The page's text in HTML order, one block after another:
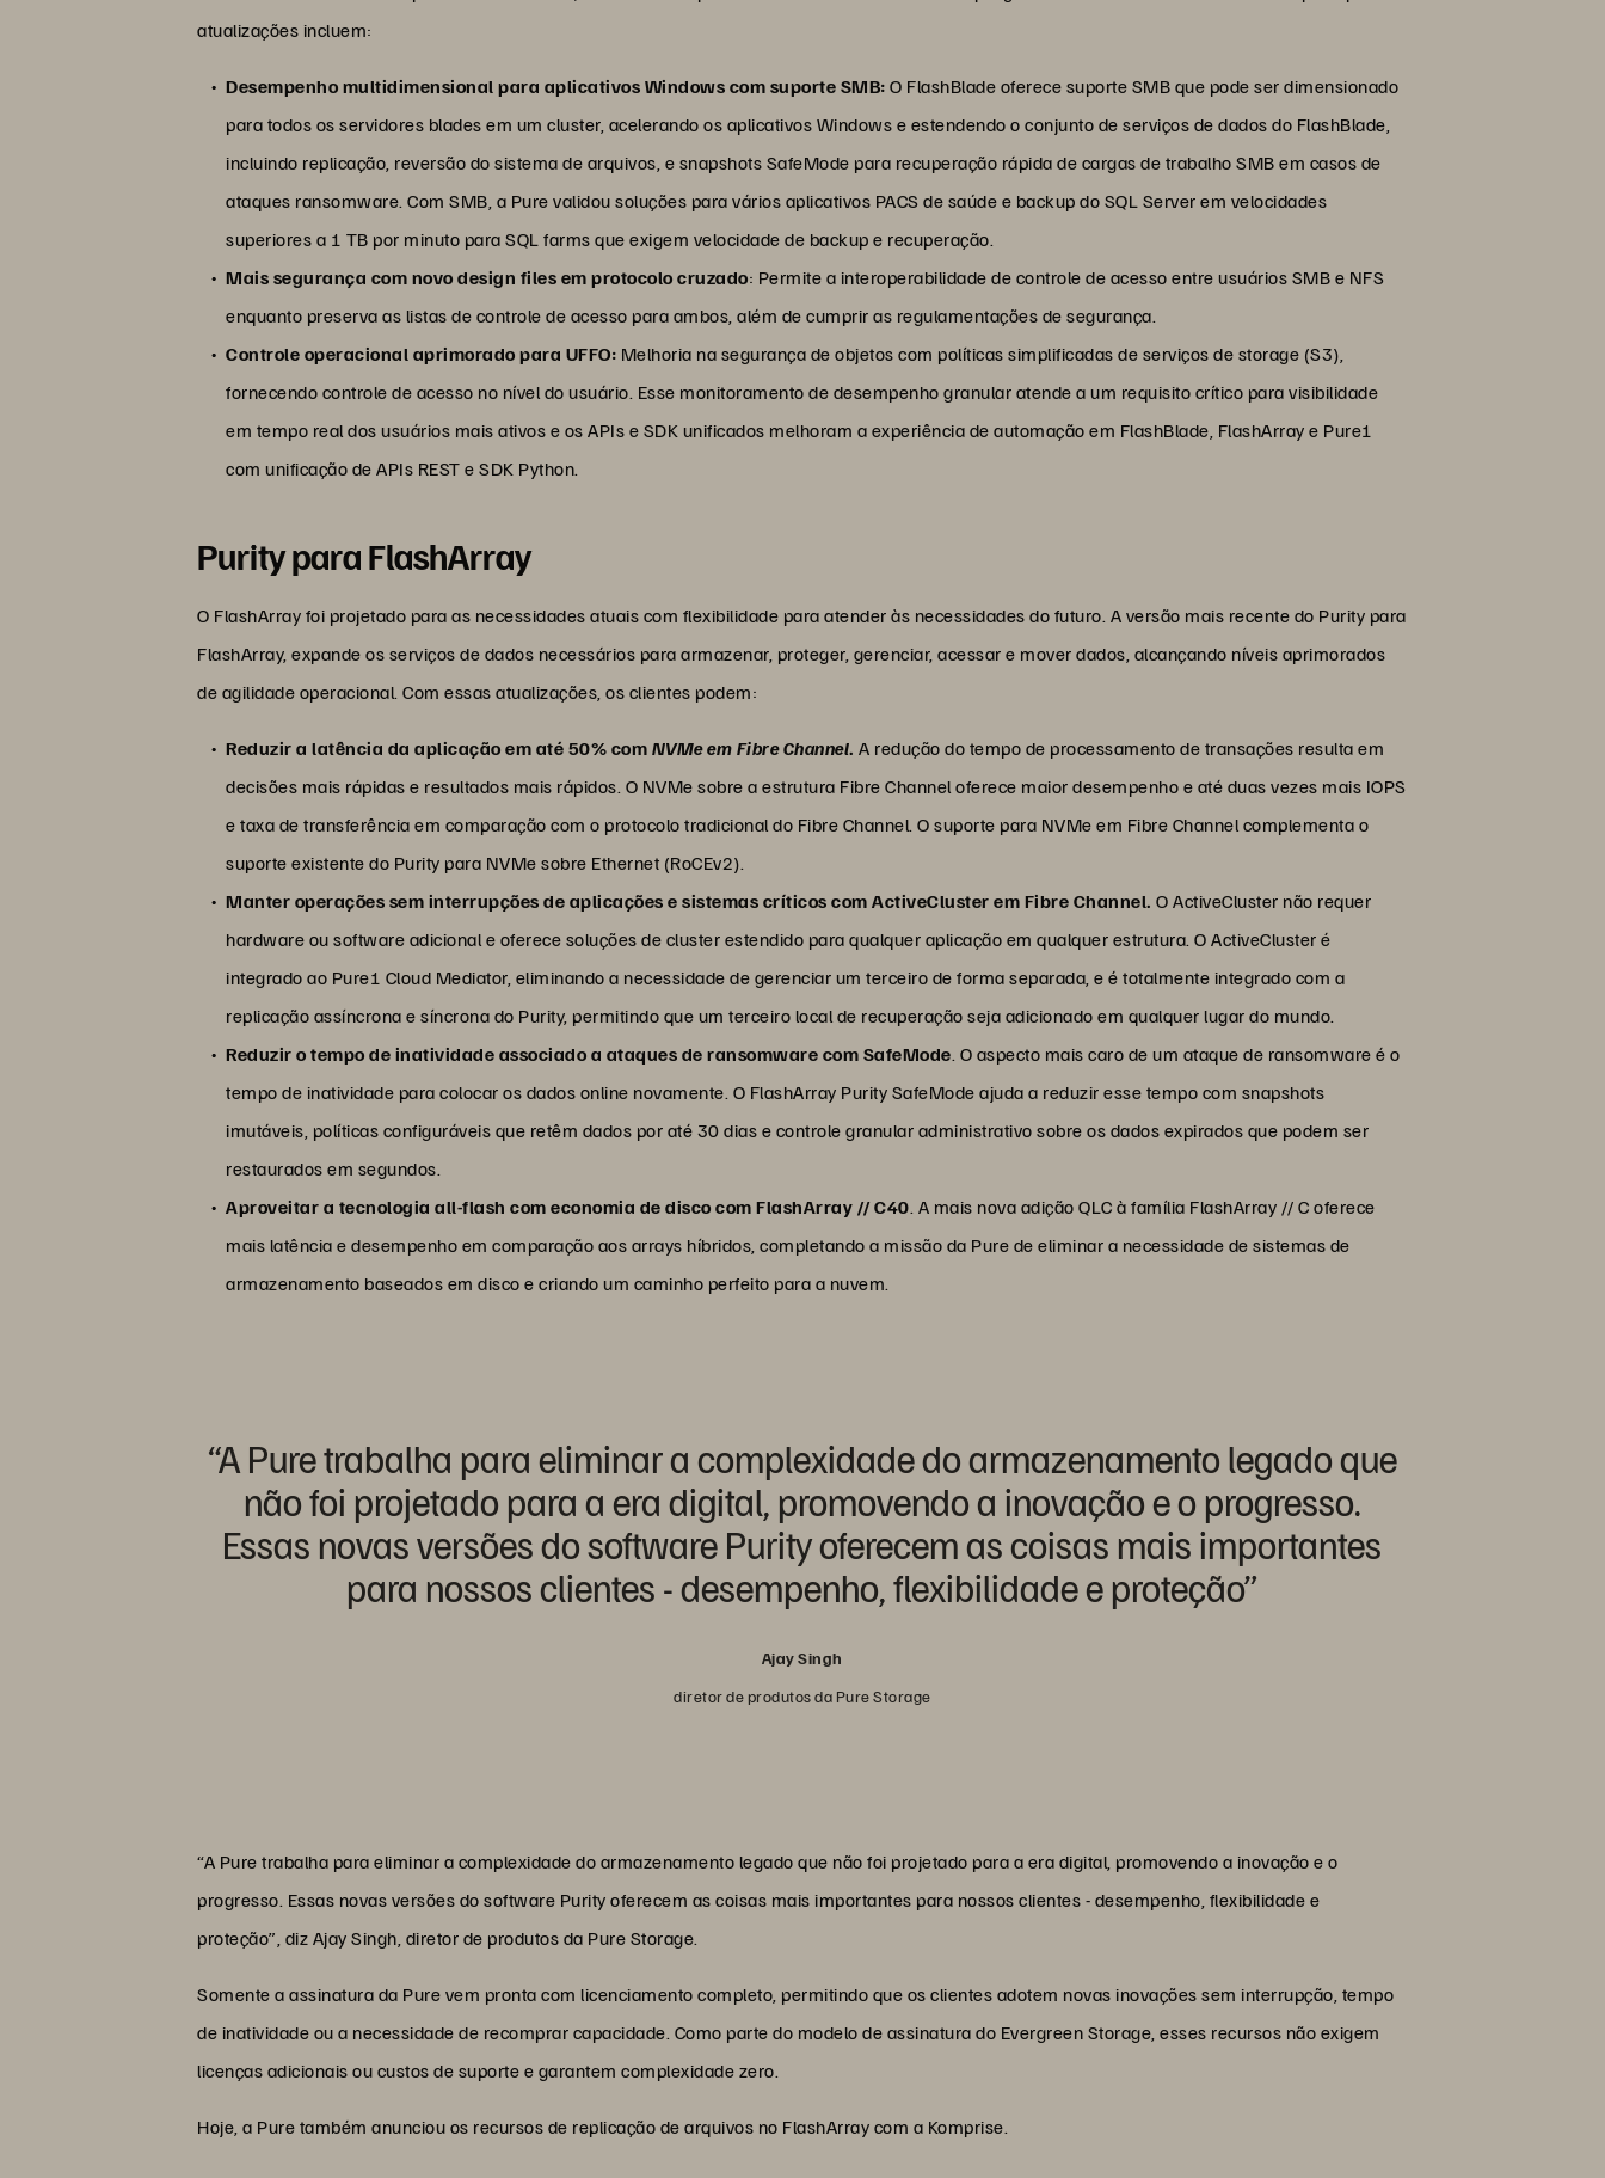
atualizações incluem:
Desempenho multidimensional para aplicativos Windows com suporte SMB: O FlashBlade oferece suporte SMB que pode ser dimensionado
para todos os servidores blades em um cluster, acelerando os aplicativos Windows e estendendo o conjunto de serviços de dados do FlashBlade,
incluindo replicação, reversão do sistema de arquivos, e snapshots SafeMode para recuperação rápida de cargas de trabalho SMB em casos de
ataques ransomware. Com SMB, a Pure validou soluções para vários aplicativos PACS de saúde e backup do SQL Server em velocidades
superiores a 1 TB por minuto para SQL farms que exigem velocidade de backup e recuperação.
Mais segurança com novo design files em protocolo cruzado: Permite a interoperabilidade de controle de acesso entre usuários SMB e NFS
enquanto preserva as listas de controle de acesso para ambos, além de cumprir as regulamentações de segurança.
Controle operacional aprimorado para UFFO: Melhoria na segurança de objetos com políticas simplificadas de serviços de storage (S3),
fornecendo controle de acesso no nível do usuário. Esse monitoramento de desempenho granular atende a um requisito crítico para visibilidade
em tempo real dos usuários mais ativos e os APIs e SDK unificados melhoram a experiência de automação em FlashBlade, FlashArray e Pure1
com unificação de APIs REST e SDK Python.
Purity para FlashArray
O FlashArray foi projetado para as necessidades atuais com flexibilidade para atender às necessidades do futuro. A versão mais recente do Purity para
FlashArray, expande os serviços de dados necessários para armazenar, proteger, gerenciar, acessar e mover dados, alcançando níveis aprimorados
de agilidade operacional. Com essas atualizações, os clientes podem:
Reduzir a latência da aplicação em até 50% com NVMe em Fibre Channel.A redução do tempo de processamento de transações resulta em
decisões mais rápidas e resultados mais rápidos. O NVMe sobre a estrutura Fibre Channel oferece maior desempenho e até duas vezes mais IOPS
e taxa de transferência em comparação com o protocolo tradicional do Fibre Channel. O suporte para NVMe em Fibre Channel complementa o
suporte existente do Purity para NVMe sobre Ethernet (RoCEv2).
Manter operações sem interrupções de aplicações e sistemas críticos com ActiveCluster em Fibre Channel.O ActiveCluster não requer
hardware ou software adicional e oferece soluções de cluster estendido para qualquer aplicação em qualquer estrutura. O ActiveCluster é
integrado ao Pure1 Cloud Mediator, eliminando a necessidade de gerenciar um terceiro de forma separada, e é totalmente integrado com a
replicação assíncrona e síncrona do Purity, permitindo que um terceiro local de recuperação seja adicionado em qualquer lugar do mundo.
Reduzir o tempo de inatividade associado a ataques de ransomware com SafeMode. O aspecto mais caro de um ataque de ransomware é o
tempo de inatividade para colocar os dados online novamente. O FlashArray Purity SafeMode ajuda a reduzir esse tempo com snapshots
imutáveis, políticas configuráveis que retêm dados por até 30 dias e controle granular administrativo sobre os dados expirados que podem ser
restaurados em segundos.
Aproveitar a tecnologia all-flash com economia de disco com FlashArray // C40. A mais nova adição QLC à família FlashArray // C oferece
mais latência e desempenho em comparação aos arrays híbridos, completando a missão da Pure de eliminar a necessidade de sistemas de
armazenamento baseados em disco e criando um caminho perfeito para a nuvem.
“A Pure trabalha para eliminar a complexidade do armazenamento legado que
não foi projetado para a era digital, promovendo a inovação e o progresso.
Essas novas versões do software Purity oferecem as coisas mais importantes
para nossos clientes - desempenho, flexibilidade e proteção”
Ajay Singh
diretor de produtos da Pure Storage
“A Pure trabalha para eliminar a complexidade do armazenamento legado que não foi projetado para a era digital, promovendo a inovação e o
progresso. Essas novas versões do software Purity oferecem as coisas mais importantes para nossos clientes - desempenho, flexibilidade e
proteção”, diz Ajay Singh, diretor de produtos da Pure Storage.
Somente a assinatura da Pure vem pronta com licenciamento completo, permitindo que os clientes adotem novas inovações sem interrupção, tempo
de inatividade ou a necessidade de recomprar capacidade. Como parte do modelo de assinatura do Evergreen Storage, esses recursos não exigem
licenças adicionais ou custos de suporte e garantem complexidade zero.
Hoje, a Pure também anunciou os recursos de replicação de arquivos no FlashArray com a Komprise.